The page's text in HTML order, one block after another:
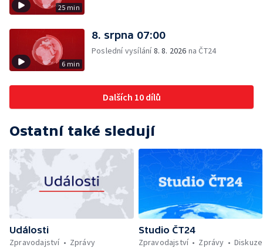
25 min
6 min
8. srpna 07:00
Poslední vysílání8. 8. 2026 na ČT24
Dalších 10 dílů
Ostatní také sledují
Události
Zpravodajství
Zprávy
Studio ČT24
Zpravodajství
Zprávy Diskuze